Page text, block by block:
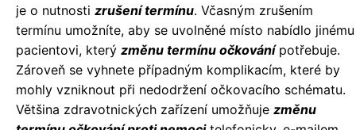
je o nutnosti zrušení termínu. Včasným zrušením
termínu umožníte, aby se uvolněné místo nabídlo jinému
pacientovi, který změnu termínu očkovánípotřebuje.
Zároveň se vyhnete případným komplikacím, které by
mohly vzniknout při nedodržení očkovacího schématu.
Většina zdravotnických zařízení umožňuje změnu